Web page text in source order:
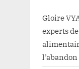
Gloire
experts